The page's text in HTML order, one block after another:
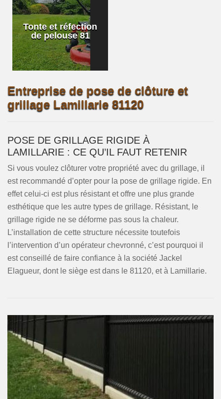
Tonte et réfection
de pelouse 81
Entreprise de pose de clôture et
grillage Lamillarie 81120
POSE DE GRILLAGE RIGIDE À
LAMILLARIE : CE QU’IL FAUT RETENIR
Si vous voulez clôturer votre propriété avec du grillage, il
est recommandé d’opter pour la pose de grillage rigide. En
effet celui-ci est plus résistant et offre une plus grande
esthétique que les autre types de grillage. Résistant, le
grillage rigide ne se déforme pas sous la chaleur.
L’installation de cette structure nécessite toutefois
l’intervention d’un opérateur chevronné, c’est pourquoi il
est conseillé de faire confiance à la société Jackel
Elagueur, dont le siège est dans le 81120, et à Lamillarie.